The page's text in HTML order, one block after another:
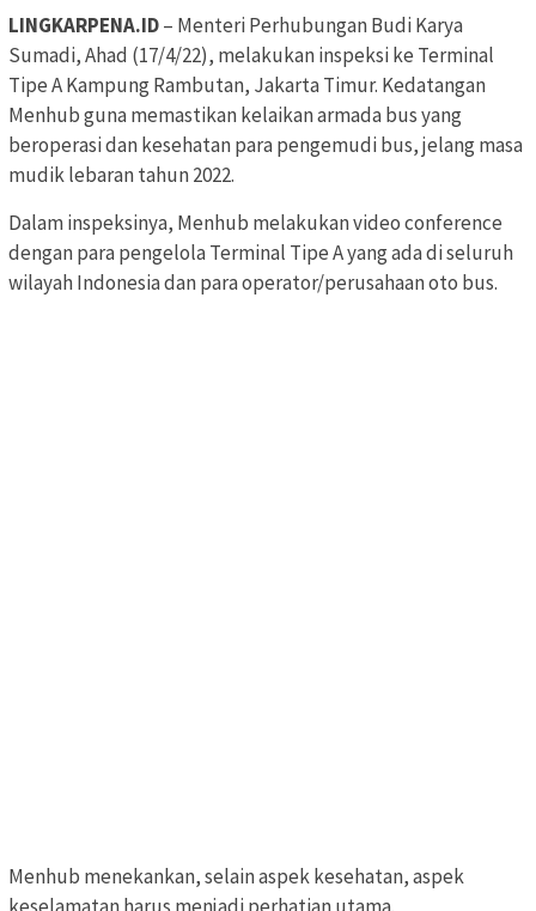
LINGKARPENA.ID– Menteri Perhubungan Budi Karya
Sumadi, Ahad (17/4/22), melakukan inspeksi ke Terminal
Tipe A Kampung Rambutan, Jakarta Timur. Kedatangan
Menhub guna memastikan kelaikan armada bus yang
beroperasi dan kesehatan para pengemudi bus, jelang masa
mudik lebaran tahun 2022.
Dalam inspeksinya, Menhub melakukan video conference
dengan para pengelola Terminal Tipe A yang ada di seluruh
wilayah Indonesia dan para operator/perusahaan oto bus.
Menhub menekankan, selain aspek kesehatan, aspek